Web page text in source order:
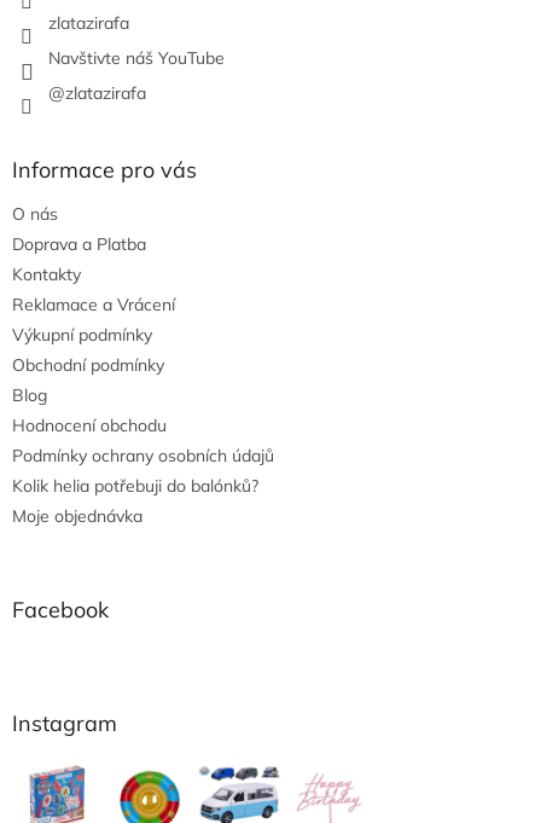
zlatazirafa
Navštivte náš YouTube
@zlatazirafa
Informace pro vás
O nás
Doprava a Platba
Kontakty
Reklamace a Vrácení
Výkupní podmínky
Obchodní podmínky
Blog
Hodnocení obchodu
Podmínky ochrany osobních údajů
Kolik helia potřebuji do balónků?
Moje objednávka
Facebook
Instagram